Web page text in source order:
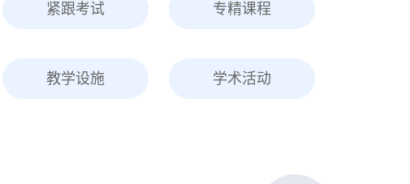
紧跟考试 专精课程
教学设施 学术活动